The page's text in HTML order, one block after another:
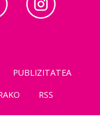
PUBLIZITATEA
RSS